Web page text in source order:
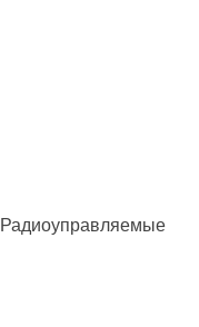
Радиоуправляемые